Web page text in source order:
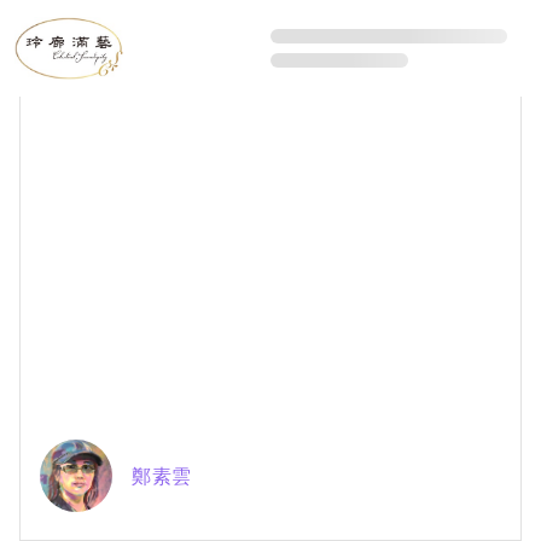
All Artists
鄭素雲